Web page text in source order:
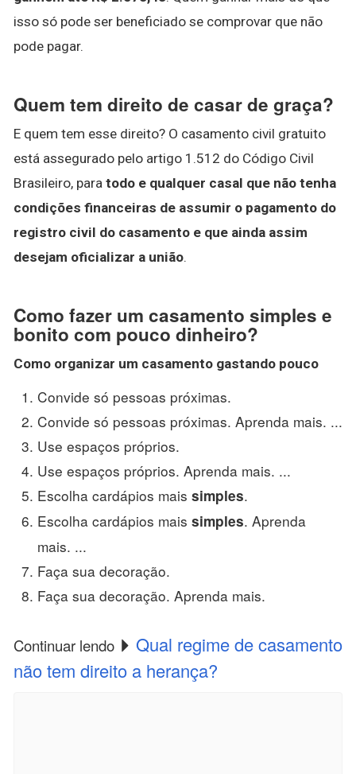
isso só pode ser beneficiado se comprovar que não
pode pagar.
Quem tem direito de casar de graça?
E quem tem esse direito? O casamento civil gratuito
está assegurado pelo artigo 1.512 do Código Civil
Brasileiro, para todo e qualquer casal que não tenha
condições financeiras de assumir o pagamento do
registro civil do casamento e que ainda assim
desejam oficializar a união.
Como fazer um casamento simples e
bonito com pouco dinheiro?
Como organizar um casamento gastando pouco
Convide só pessoas próximas.
Convide só pessoas próximas. Aprenda mais. ...
Use espaços próprios.
Use espaços próprios. Aprenda mais. ...
Escolha cardápios mais simples.
Escolha cardápios mais simples. Aprenda
mais. ...
Faça sua decoração.
Faça sua decoração. Aprenda mais.
Continuar lendo
Qual regime de casamento
não tem direito a herança?